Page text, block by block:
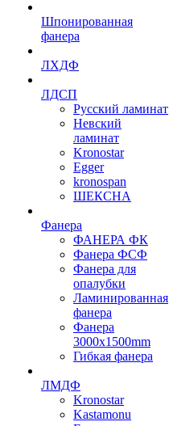
Шпонированная
фанера
ЛХДФ
ЛДСП
Русский ламинат
Невский
ламинат
Kronostar
Egger
kronospan
ШЕКСНА
Фанера
ФАНЕРА ФК
Фанера ФСФ
Фанера для
опалубки
Ламинированная
фанера
Фанера
3000х1500mm
Гибкая фанера
ЛМДФ
Kronostar
Kastamonu